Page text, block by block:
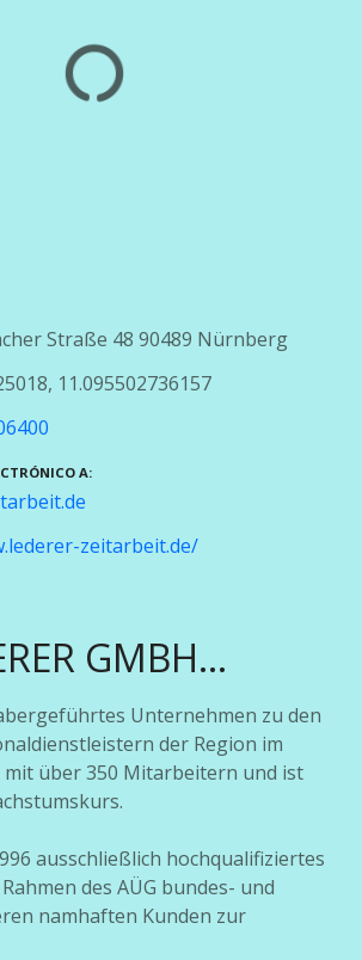
Straße 48 90489 Nürnberg
11.095502736157
A
zeitarbeit.de/
GMBH…
Unternehmen zu den
der Region im
über 350 Mitarbeitern und ist
ausschließlich hochqualifiziertes
des AÜG bundes- und
namhaften Kunden zur